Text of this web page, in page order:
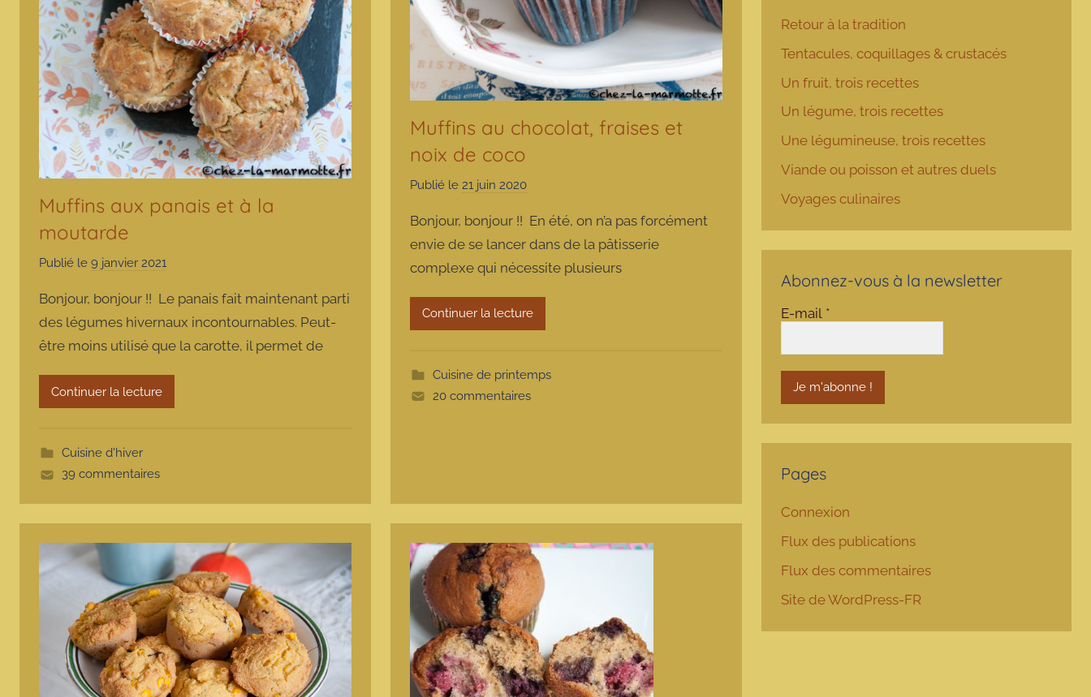
Muffins aux panais et à la
moutarde
Publié le 9 janvier 2021
r
m
a
o
Bonjour, bonjour !! Le panais fait maintenant parti
des légumes hivernaux incontournables. Peut-
être moins utilisé que la carotte, il permet de
Continuer la lecture
Cuisine d'hiver
39 commentaires
Muffins au chocolat, fraises et
noix de coco
Publié le21 juin 2020
r
m
a
m
o
t
e
Bonjour, bonjour !! En été, on n’a pas forcément
envie de se lancer dans de la pâtisserie
complexe qui nécessite plusieurs
Continuer la lecture
Cuisine de printemps
20 commentaires
Retour à la tradition
Tentacules, coquillages & crustacés
Un fruit, trois recettes
Un légume, trois recettes
Une légumineuse, trois recettes
Viande ou poisson et autres duels
Voyages culinaires
Abonnez-vous à la newsletter
E-mail *
Pages
Connexion
Flux des publications
Flux des commentaires
Site de WordPress-FR